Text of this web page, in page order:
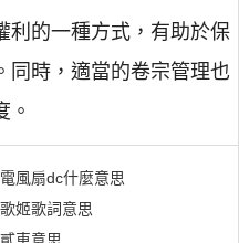
利的一種方式，有助於保
同時，適當的卷宗管理也
。
電風扇dc什麼意思
歌姬歌詞意思